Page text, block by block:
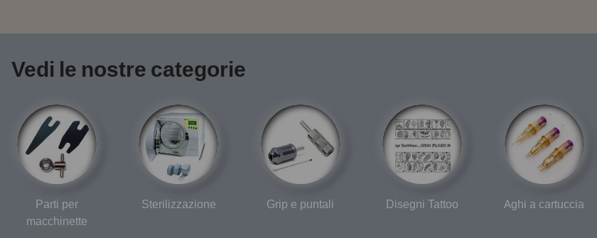
Vedi le nostre categorie
Parti per
macchinette
Sterilizzazione Grip e puntali Disegni Tattoo Aghi a cartuccia